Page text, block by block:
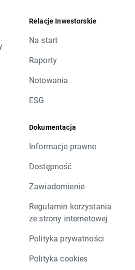
Relacje Inwestorskie
Na start
Raporty
Notowania
ESG
Dokumentacja
Informacje prawne
Dostępność
Zawiadomienie
Regulamin korzystania
ze strony internetowej
Polityka prywatności
Polityka cookies